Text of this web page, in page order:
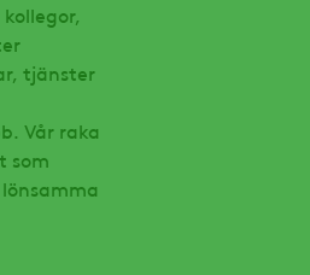
tjänster
Vår raka
som